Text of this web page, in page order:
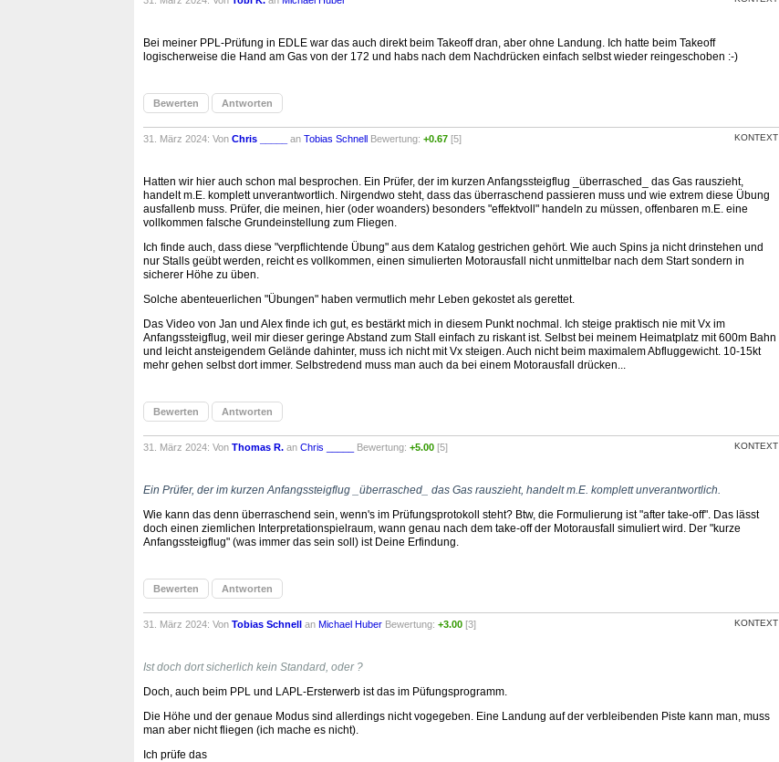
Bei meiner PPL-Prüfung in EDLE war das auch direkt beim Takeoff dran, aber ohne Landung. Ich hatte beim Takeoff
logischerweise die Hand am Gas von der 172 und habs nach dem Nachdrücken einfach selbst wieder reingeschoben :-)
Bewerten Antworten
31. März 2024: Von Chris _____ an Tobias Schnell Bewertung: +0.67 [5] KONTEXT
Hatten wir hier auch schon mal besprochen. Ein Prüfer, der im kurzen Anfangssteigflug _überrasched_ das Gas rauszieht,
handelt m.E. komplett unverantwortlich. Nirgendwo steht, dass das überraschend passieren muss und wie extrem diese Übung
ausfallenb muss. Prüfer, die meinen, hier (oder woanders) besonders "effektvoll" handeln zu müssen, offenbaren m.E. eine
vollkommen falsche Grundeinstellung zum Fliegen.
Ich finde auch, dass diese "verpflichtende Übung" aus dem Katalog gestrichen gehört. Wie auch Spins ja nicht drinstehen und
nur Stalls geübt werden, reicht es vollkommen, einen simulierten Motorausfall nicht unmittelbar nach dem Start sondern in
sicherer Höhe zu üben.
Solche abenteuerlichen "Übungen" haben vermutlich mehr Leben gekostet als gerettet.
Das Video von Jan und Alex finde ich gut, es bestärkt mich in diesem Punkt nochmal. Ich steige praktisch nie mit Vx im
Anfangssteigflug, weil mir dieser geringe Abstand zum Stall einfach zu riskant ist. Selbst bei meinem Heimatplatz mit 600m Bahn
und leicht ansteigendem Gelände dahinter, muss ich nicht mit Vx steigen. Auch nicht beim maximalem Abfluggewicht. 10-15kt
mehr gehen selbst dort immer. Selbstredend muss man auch da bei einem Motorausfall drücken...
Bewerten Antworten
31. März 2024: Von Thomas R. an Chris _____ Bewertung: +5.00 [5] KONTEXT
Ein Prüfer, der im kurzen Anfangssteigflug _überrasched_ das Gas rauszieht, handelt m.E. komplett unverantwortlich.
Wie kann das denn überraschend sein, wenn's im Prüfungsprotokoll steht? Btw, die Formulierung ist "after take-off". Das lässt
doch einen ziemlichen Interpretationspielraum, wann genau nach dem take-off der Motorausfall simuliert wird. Der "kurze
Anfangssteigflug" (was immer das sein soll) ist Deine Erfindung.
Bewerten Antworten
31. März 2024: Von Tobias Schnell an Michael Huber Bewertung: +3.00 [3] KONTEXT
Ist doch dort sicherlich kein Standard, oder ?
Doch, auch beim PPL und LAPL-Ersterwerb ist das im Püfungsprogramm.
Die Höhe und der genaue Modus sind allerdings nicht vogegeben. Eine Landung auf der verbleibenden Piste kann man, muss
man aber nicht fliegen (ich mache es nicht).
Ich prüfe das